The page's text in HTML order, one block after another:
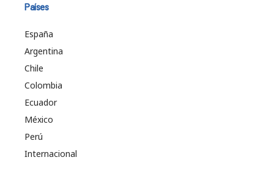
Países
España
Argentina
Chile
Colombia
Ecuador
México
Perú
Internacional